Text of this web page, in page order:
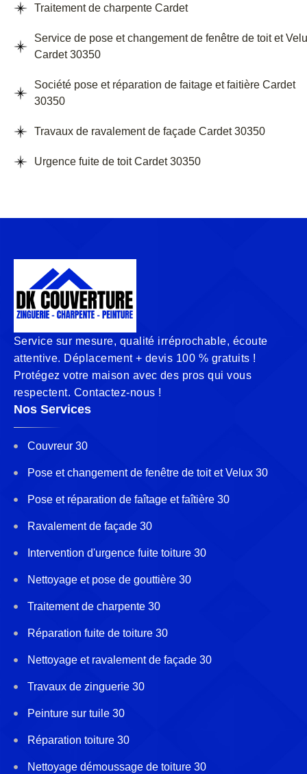
Traitement de charpente Cardet
Service de pose et changement de fenêtre de toit et
Cardet 30350
Société pose et réparation de faitage et faitière Cardet
30350
Travaux de ravalement de façade Cardet 30350
Urgence fuite de toit Cardet 30350
Service sur mesure, qualité irréprochable, écoute
attentive. Déplacement + devis 100 % gratuits !
Protégez votre maison avec des pros qui vous
respectent. Contactez-nous !
Nos Services
Couvreur 30
Pose et changement de fenêtre de toit et Velux 30
Pose et réparation de faîtage et faîtière 30
Ravalement de façade 30
Intervention d'urgence fuite toiture 30
Nettoyage et pose de gouttière 30
Traitement de charpente 30
Réparation fuite de toiture 30
Nettoyage et ravalement de façade 30
Travaux de zinguerie 30
Peinture sur tuile 30
Réparation toiture 30
Nettoyage démoussage de toiture 30